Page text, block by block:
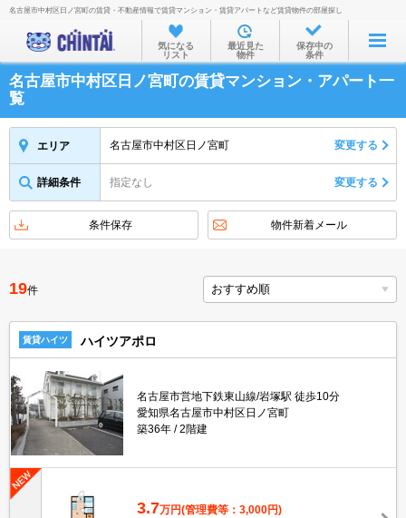
お部屋を探す
沿線・駅から
住所から
家賃相場から
不動産会社から
名古屋市中村区日ノ宮町の賃貸・不動産情報で賃貸マンション・賃貸アパートなど賃貸物件の部屋探し
気になる
リスト
最近見た
物件
保存中の
条件
名古屋市中村区日ノ宮町の賃貸マンション・アパート一
覧
エリア 名古屋市中村区日ノ宮町 変更する
詳細条件 指定なし 変更する
条件保存 物件新着メール
19件
賃貸ハイツ ハイツアポロ
名古屋市営地下鉄東山線/岩塚駅 徒歩10分
愛知県名古屋市中村区日ノ宮町
築36年
2階建
3.7万円(管理費等：3,000円)